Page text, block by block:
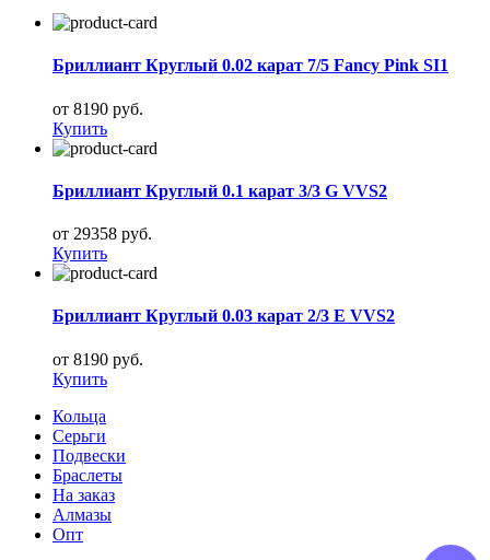
Бриллиант Круглый 0.02 карат 7/5 Fancy Pink SI1
от 8190 руб.
Купить
Бриллиант Круглый 0.1 карат 3/3 G VVS2
от 29358 руб.
Купить
Бриллиант Круглый 0.03 карат 2/3 E VVS2
от 8190 руб.
Купить
Кольца
Серьги
Подвески
Браслеты
На заказ
Алмазы
Опт